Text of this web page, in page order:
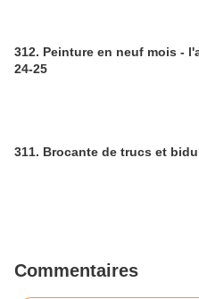
312. Peinture en neuf mois -
24-25
311. Brocante de trucs et
Commentaires